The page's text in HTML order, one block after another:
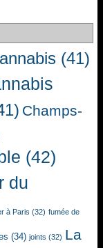
(41)
Champs-
(42)
du
à Paris (32) fumée de
(34) joints (32) La